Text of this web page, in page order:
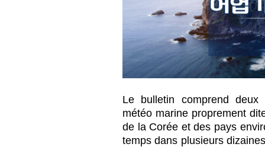
Le bulletin comprend
météo marine proprement
de la Corée et des pays
temps dans plusieurs